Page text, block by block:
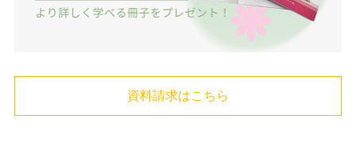
資料請求はこちら